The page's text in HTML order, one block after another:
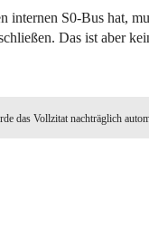
internen S0-Bus hat,
Das ist aber
das Vollzitat nachträglich